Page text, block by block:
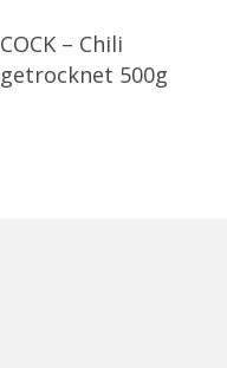
COCK – Chili
getrocknet 500g